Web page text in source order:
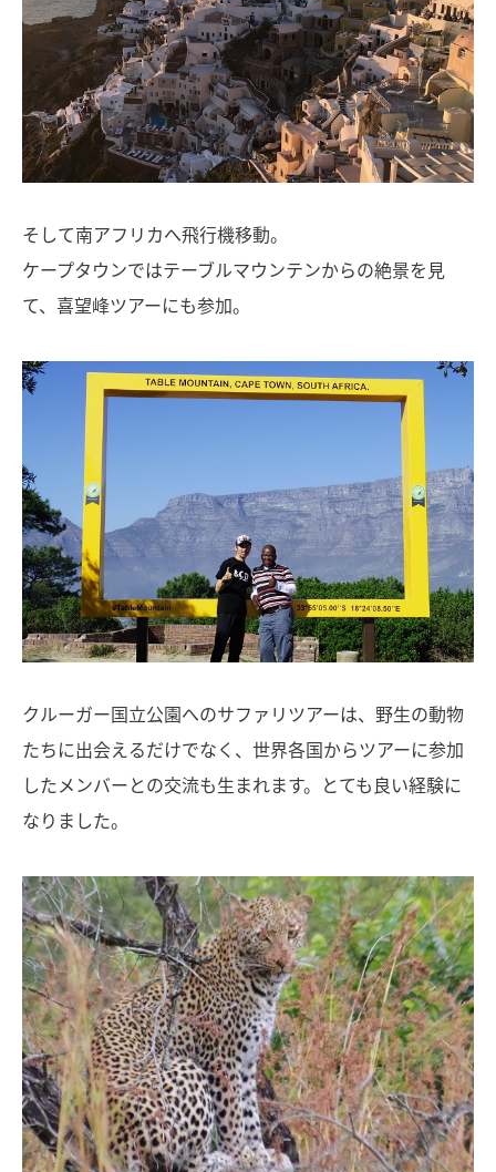
そして南アフリカへ飛行機移動。
ケープタウンではテーブルマウンテンからの絶景を見
て、喜望峰ツアーにも参加。
クルーガー国立公園へのサファリツアーは、野生の動物
たちに出会えるだけでなく、世界各国からツアーに参加
したメンバーとの交流も生まれます。とても良い経験に
なりました。